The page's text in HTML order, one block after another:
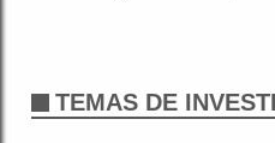
TEMAS DE